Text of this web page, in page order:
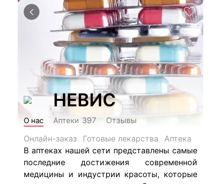
НЕВИС
О нас Аптеки 397
Отзывы
Онлайн-заказ
Готовые лекарства
Аптека
В аптеках нашей сети представлены самые
последние достижения современной
медицины и индустрии красоты, которые